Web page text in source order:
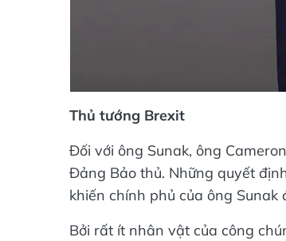
Thủ tướng Brexit
Đối với ông Sunak, ông
Đảng Bảo thủ. Những quyết
khiến chính phủ của ông Sunak
Bởi rất ít nhân vật của công